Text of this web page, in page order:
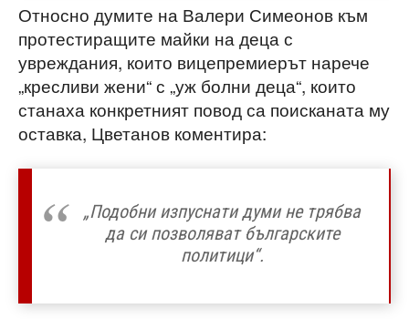
Относно думите на Валери Симеонов към
протестиращите майки на деца с
увреждания, които вицепремиерът нарече
„кресливи жени“ с „уж болни деца“, които
станаха конкретният повод са поисканата му
оставка, Цветанов коментира:
„Подобни изпуснати думи не трябва
да си позволяват българските
политици“.